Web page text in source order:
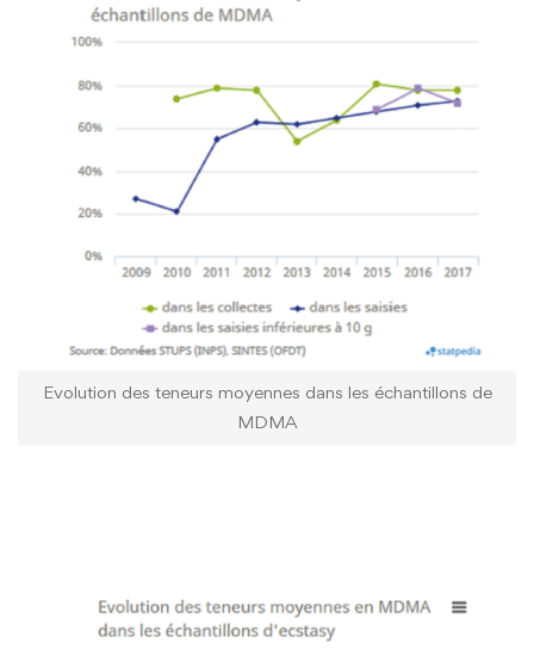
Evolution des teneurs moyennes dans les échantillons de
MDMA